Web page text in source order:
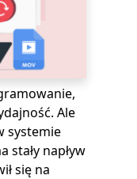
Ale
systemie
stały napływ
się na